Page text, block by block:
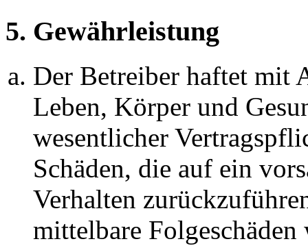
5. Gewährleistung
Der Betreiber haftet mit
Leben, Körper und
wesentlicher
Schäden, die auf ein
Verhalten
mittelbare Folgeschäden